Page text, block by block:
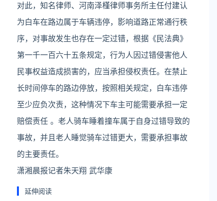
对此，知名律师、河南泽槿律师事务所主任付建认
为白车在路边属于车辆违停，影响道路正常通行秩
序，对事故发生也存在一定过错，根据《民法典》
第一千一百六十五条规定，行为人因过错侵害他人
民事权益造成损害的，应当承担侵权责任。在禁止
长时间停车的路边停放，按照相关规定，白车违停
至少应负次责，这种情况下车主可能需要承担一定
赔偿责任 。老人骑车睡着撞车属于自身过错导致的
事故，并且老人睡觉骑车过错更大，需要承担事故
的主要责任。
潇湘晨报记者朱天翔 武华康
延伸阅读